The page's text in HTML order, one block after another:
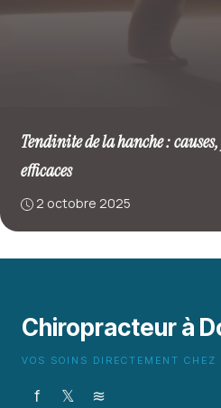
Tendinite de la hanche :
efficaces
2 octobre 2025
Chiropracteur à
VOS SOINS DIRECTEMENT CHEZ
f 𝕏 ≋